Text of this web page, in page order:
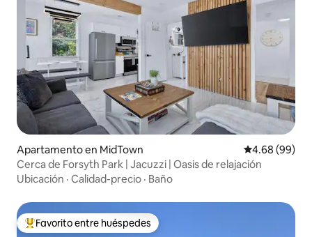
Apartamento en MidTown Calificación
4.68 (99)
Cerca de Forsyth Park | Jacuzzi | Oasis de relajación
Ubicación · Calidad-precio · Baño
Favorito entre huéspedes preferido
Favorito entre huéspedes